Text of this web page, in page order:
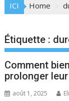
ICI Home
Étiquette :
Comment
prolonger
août 1, 2025